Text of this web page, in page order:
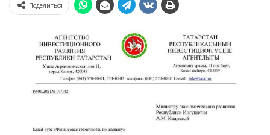
Поделиться